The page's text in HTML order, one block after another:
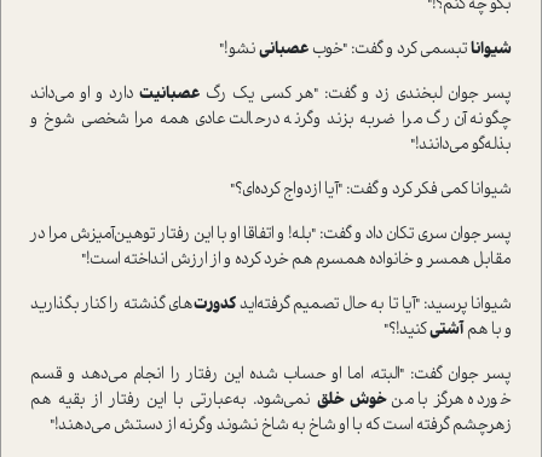
بگو چه کنم؟!"
شیواناتبسمی‌ کرد و گفت‌: "خوب عصبانینشو!"
پسر جوان لبخندی زد و گفت‌: "هر کسی یک رگ عصبانیت دارد و او می‌داند
چگونه آن رگ مرا ضربه بزند وگرنه در‌حالت عادی همه مرا شخصی شوخ و
بذله‌گو می‌دانند!"
شیوانا کمی فکر کرد و گفت‌: "آیا ازدواج کرده‌ای؟"
پسر جوان سری تکان داد و گفت‌: "بله! و اتفاقا او با این رفتار توهین‌آمیزش مرا در
مقابل همسر و خانواده همسرم هم خرد کرده و از ارزش انداخته ا‌ست!"
شیوانا پرسید: "آیا تا به حال تصمیم گرفته‌ایدکدورت‌های گذشته را کنار بگذارید
و با هم آشتیکنید!؟"
پسر جوان گفت‌: "البته، اما او حساب شده این رفتار را انجام می‌دهد و قسم
خورده هرگز با منخوش خلق نمی‌شود. به‌عبارتی با این رفتار از بقیه هم
زهرچشم گرفته ا‌ست که با او شاخ به شاخ نشوند وگرنه از دستش می‌دهند!"